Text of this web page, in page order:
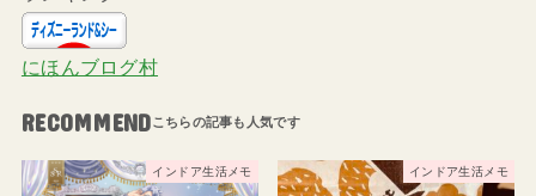
にほんブログ村
RECOMMEND
インドア生活メモ インドア生活メモ